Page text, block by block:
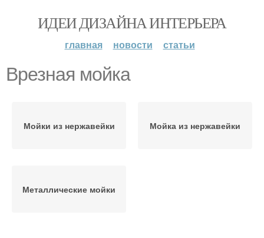
ИДЕИ ДИЗАЙНА ИНТЕРЬЕРА
главная новости статьи
Врезная мойка
Мойки из нержавейки Мойка из нержавейки
Металлические мойки